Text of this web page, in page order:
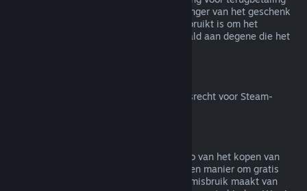
onder dezelfde voorwaarden als de ontvanger van het geschenk
de terugbetaling aanvraagt. Saldo dat gebruikt is om het
geschenk te kopen zal worden terugbetaald aan degene die het
Voor meer uitleg over hoe het herroepingsrecht voor Steam-
Terugbetalingen zijn bedoeld om het risico van het kopen van
titels op Steam weg te nemen - niet als een manier om gratis
spellen te krijgen. Als het ons lijkt dat je misbruik maakt van